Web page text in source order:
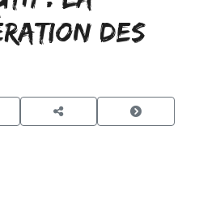
DES